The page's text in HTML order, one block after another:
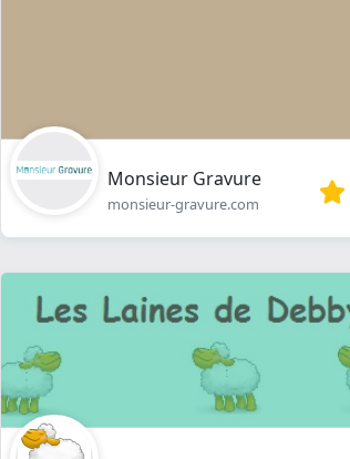
Monsieur Gravure
monsieur-gravure.com